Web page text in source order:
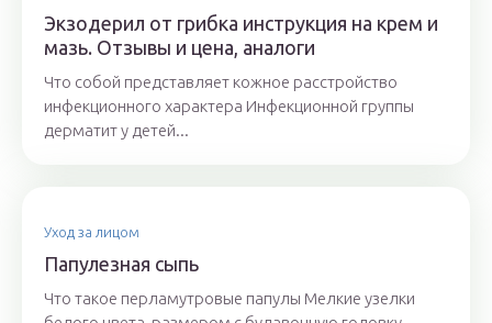
Экзодерил от грибка инструкция на крем и
мазь. Отзывы и цена, аналоги
Что собой представляет кожное расстройство
инфекционного характера Инфекционной группы
дерматит у детей...
Уход за лицом
Папулезная сыпь
Что такое перламутровые папулы Мелкие узелки